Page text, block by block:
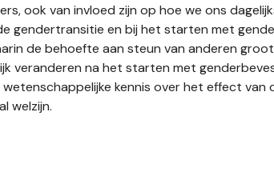
ook van invloed zijn op hoe we ons
gendertransitie en bij het starten met
de behoefte aan steun van anderen groot
veranderen na het starten met
kennis over het effect van
welzijn.